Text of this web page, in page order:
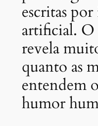
escritas
artificial. O
revela
quanto as
entendem
humor